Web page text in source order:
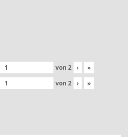
von 2 ›
»
von 2 › »